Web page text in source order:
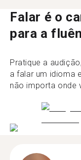
Falar é o
para a
Pratique a
a falar um idioma
não importa onde